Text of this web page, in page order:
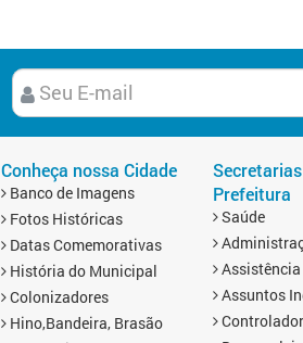
Conheça nossa Cidade
Banco de Imagens
Fotos Históricas
Datas Comemorativas
História do Municipal
Colonizadores
Hino,Bandeira, Brasão
Prefeitura
Saúde
Assuntos